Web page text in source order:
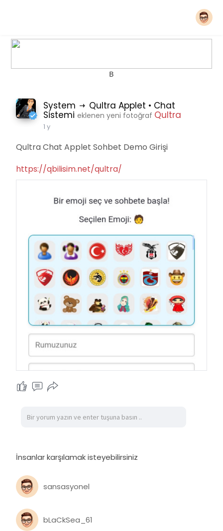
B
System Qultra Applet • Chat
Sistemi eklenen yeni fotoğraf Qultra
1 y
Qultra Chat Applet Sohbet Demo Girişi
https://qbilisim.net/qultra/
İnsanlar karşılamak isteyebilirsiniz
sansasyonel
bLaCkSea_61